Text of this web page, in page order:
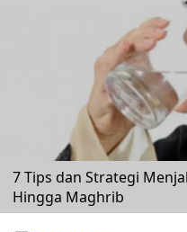
7 Tips dan Strategi
Hingga Maghrib